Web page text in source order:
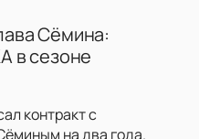
Сёмина:
в сезоне
контракт с
на два года.